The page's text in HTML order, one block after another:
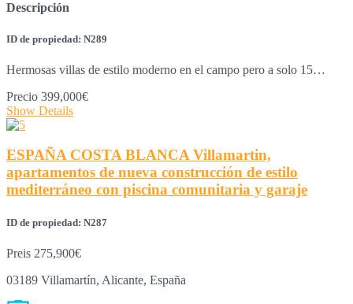
Descripción
ID de propiedad: N289
Hermosas villas de estilo moderno en el campo pero a solo 15…
Precio 399,000€
Show Details
ESPAÑA COSTA BLANCA Villamartin,
apartamentos de nueva construcción de estilo
mediterráneo con piscina comunitaria y garaje
ID de propiedad: N287
Preis 275,900€
03189 Villamartín, Alicante, España